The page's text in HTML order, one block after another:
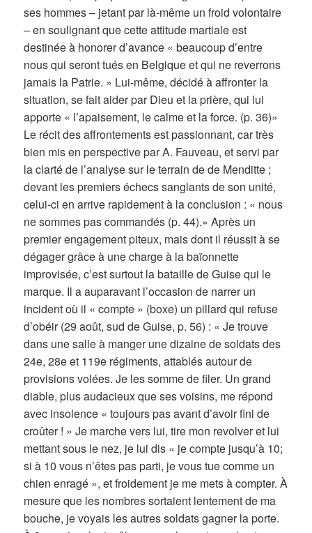
ses hommes – jetant par là-même un froid volontaire
– en soulignant que cette attitude martiale est
destinée à honorer d’avance « beaucoup d’entre
nous qui seront tués en Belgique et qui ne reverrons
jamais la Patrie. » Lui-même, décidé à affronter la
situation, se fait aider par Dieu et la prière, qui lui
apporte « l’apaisement, le calme et la force. (p. 36)»
Le récit des affrontements est passionnant, car très
bien mis en perspective par A. Fauveau, et servi par
la clarté de l’analyse sur le terrain de de Menditte ;
devant les premiers échecs sanglants de son unité,
celui-ci en arrive rapidement à la conclusion : « nous
ne sommes pas commandés (p. 44).» Après un
premier engagement piteux, mais dont il réussit à se
dégager grâce à une charge à la baïonnette
improvisée, c’est surtout la bataille de Guise qui le
marque. Il a auparavant l’occasion de narrer un
incident où il « compte » (boxe) un pillard qui refuse
d’obéir (29 août, sud de Guise, p. 56) : « Je trouve
dans une salle à manger une dizaine de soldats des
24e, 28e et 119e régiments, attablés autour de
provisions volées. Je les somme de filer. Un grand
diable, plus audacieux que ses voisins, me répond
avec insolence « toujours pas avant d’avoir fini de
croûter ! » Je marche vers lui, tire mon revolver et lui
mettant sous le nez, je lui dis « je compte jusqu’à 10;
si à 10 vous n’êtes pas parti, je vous tue comme un
chien enragé », et froidement je me mets à compter. À
mesure que les nombres sortaient lentement de ma
bouche, je voyais les autres soldats gagner la porte.